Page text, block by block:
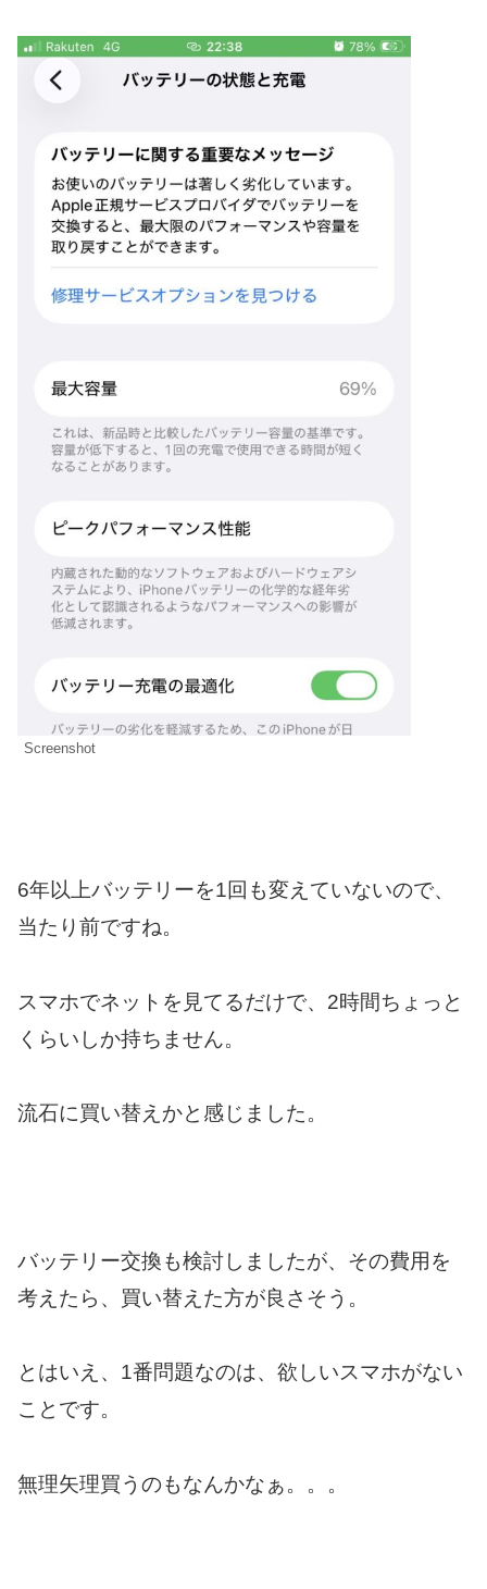
Screenshot
6年以上バッテリーを1回も変えていないので、
当たり前ですね。
スマホでネットを見てるだけで、2時間ちょっと
くらいしか持ちません。
流石に買い替えかと感じました。
バッテリー交換も検討しましたが、その費用を
考えたら、買い替えた方が良さそう。
とはいえ、1番問題なのは、欲しいスマホがない
ことです。
無理矢理買うのもなんかなぁ。。。